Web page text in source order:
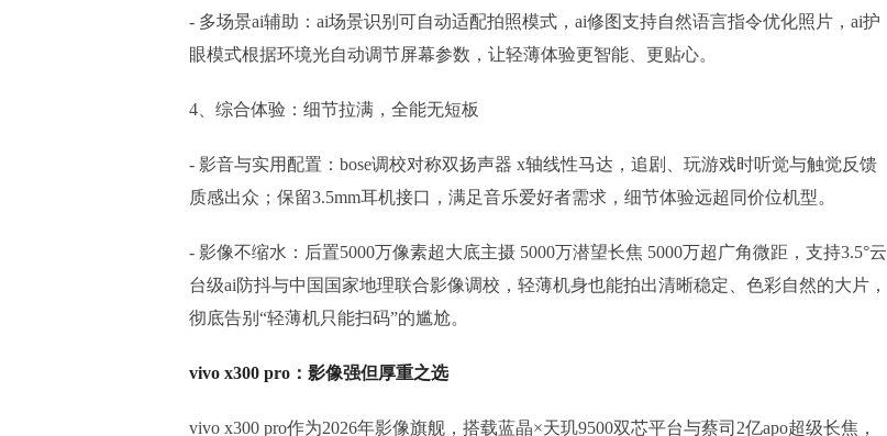
- 多场景ai辅助：ai场景识别可自动适配拍照模式，ai修图支持自然语言指令优化照片，ai护
眼模式根据环境光自动调节屏幕参数，让轻薄体验更智能、更贴心。
4、综合体验：细节拉满，全能无短板
- 影音与实用配置：bose调校对称双扬声器 x轴线性马达，追剧、玩游戏时听觉与触觉反馈
质感出众；保留3.5mm耳机接口，满足音乐爱好者需求，细节体验远超同价位机型。
- 影像不缩水：后置5000万像素超大底主摄 5000万潜望长焦 5000万超广角微距，支持3.5°云
台级ai防抖与中国国家地理联合影像调校，轻薄机身也能拍出清晰稳定、色彩自然的大片，
彻底告别“轻薄机只能扫码”的尴尬。
vivo x300 pro：影像强但厚重之选
vivo x300 pro作为2026年影像旗舰，搭载蓝晶×天玑9500双芯平台与蔡司2亿apo超级长焦，